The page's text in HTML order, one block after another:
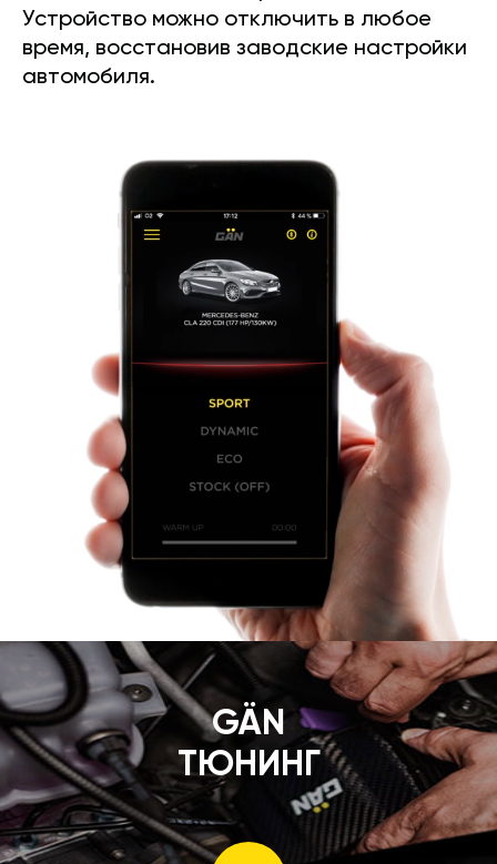
Устройство можно отключить в любое
время, восстановив заводские настройки
автомобиля.
GÄN
ТЮНИНГ